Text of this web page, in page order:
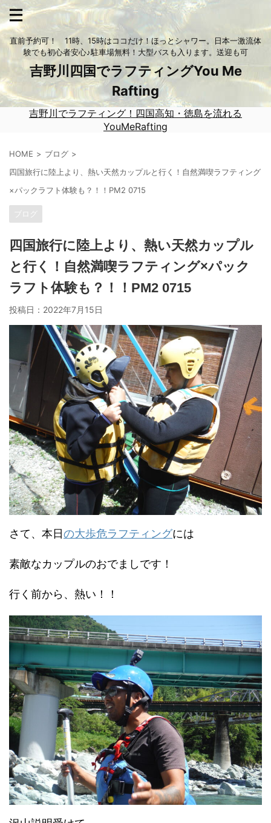
直前予約可！ 11時、15時はココだけ！ほっとシャワー。日本一激流体
験でも初心者安心♪駐車場無料！大型バスも入ります。送迎も可
吉野川四国でラフティングYou Me
Rafting
吉野川でラフティング！四国高知・徳島を流れる
YouMeRafting
HOME
ブログ
四国旅行に陸上より、熱い天然カップルと行く！自然満喫ラフティング
×パックラフト体験も？！！PM2 0715
ブログ
四国旅行に陸上より、熱い天然カップル
と行く！自然満喫ラフティング×パック
ラフト体験も？！！PM2 0715
投稿日： 2022年7月15日
さて、本日の大歩危ラフティングには
素敵なカップルのおでましです！
行く前から、熱い！！